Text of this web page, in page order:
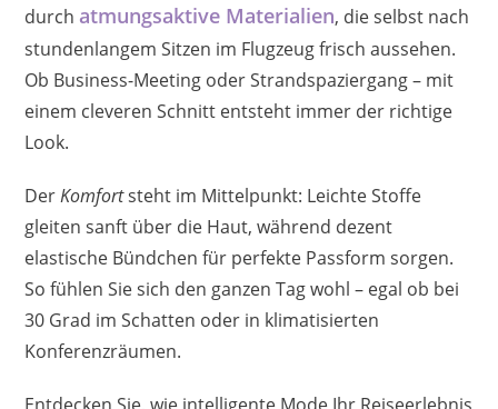
durch atmungsaktive Materialien, die selbst nach
stundenlangem Sitzen im Flugzeug frisch aussehen.
Ob Business-Meeting oder Strandspaziergang – mit
einem cleveren Schnitt entsteht immer der richtige
Look.
DerKomfortsteht im Mittelpunkt: Leichte Stoffe
gleiten sanft über die Haut, während dezent
elastische Bündchen für perfekte Passform sorgen.
So fühlen Sie sich den ganzen Tag wohl – egal ob bei
30 Grad im Schatten oder in klimatisierten
Konferenzräumen.
Entdecken Sie, wie intelligente Mode Ihr Reiseerlebnis